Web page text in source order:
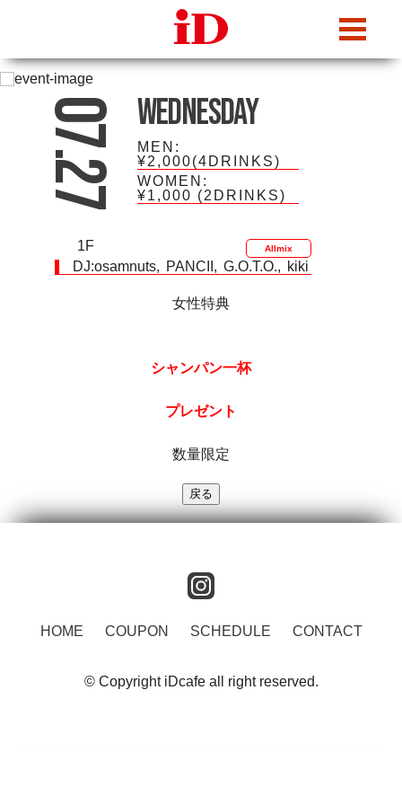
07.27 Wednesday
MEN:
¥2,000(4DRINKS)
WOMEN:
¥1,000 (2DRINKS)
1F Allmix
DJ:osamnuts PANCII G.O.T.O. kiki
女性特典
シャンパン一杯
プレゼント
数量限定
HOME COUPON SCHEDULE CONTACT
© Copyright iDcafe all right reserved.